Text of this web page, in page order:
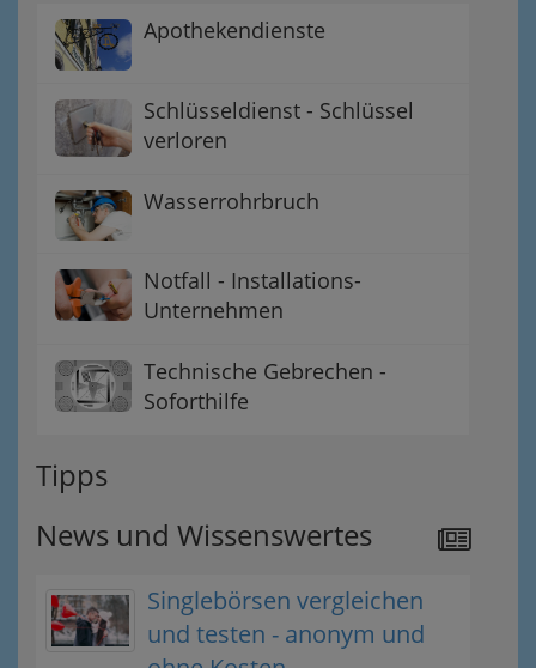
Apothekendienste
Schlüsseldienst - Schlüssel
verloren
Wasserrohrbruch
Notfall - Installations-
Unternehmen
Technische Gebrechen -
Soforthilfe
Tipps
News und Wissenswertes
Singlebörsen vergleichen
und testen - anonym und